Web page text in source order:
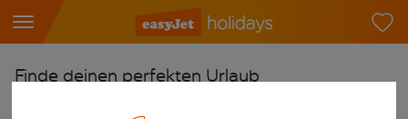
Finde deinen perfekten Urlaub